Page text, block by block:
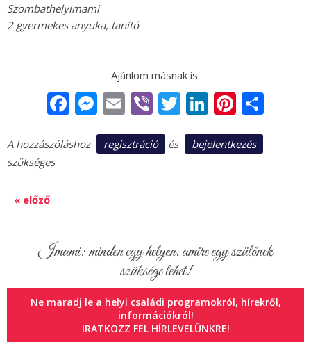
Szombathelyimami
2 gyermekes anyuka, tanító
Facebook
Messenger
EmailViberTwitter
LinkedIn
A hozzászóláshoz regisztráció és
bejelentkezés
szükséges
« előző
Imami: minden egy helyen, amire egy szülőnek
szüksége lehet!
Ne maradj le a helyi családi programokról, hírekről,
információkról!
IRATKOZZ FEL HÍRLEVELÜNKRE!